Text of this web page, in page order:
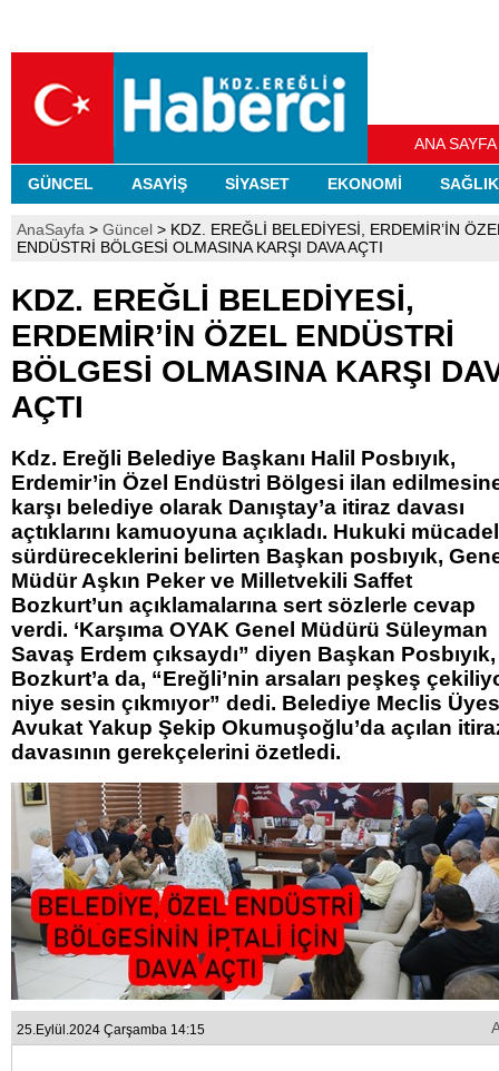
ANA SAYFA
GÜNCEL ASAYİŞ SİYASET EKONOMİ SAĞLIK
AnaSayfa > Güncel > KDZ. EREĞLİ BELEDİYESİ, ERDEMİR’İN
ENDÜSTRİ BÖLGESİ OLMASINA KARŞI DAVA AÇTI
KDZ. EREĞLİ BELEDİYESİ,
ERDEMİR’İN ÖZEL ENDÜSTRİ
BÖLGESİ OLMASINA KARŞI
AÇTI
Kdz. Ereğli Belediye Başkanı Halil Posbıyık,
Erdemir’in Özel Endüstri Bölgesi ilan
karşı belediye olarak Danıştay’a itiraz davası
açtıklarını kamuoyuna açıkladı. Hukuki
sürdüreceklerini belirten Başkan posbıyık,
Müdür Aşkın Peker ve Milletvekili Saffet
Bozkurt’un açıklamalarına sert sözlerle cevap
verdi. ‘Karşıma OYAK Genel Müdürü Süleyman
Savaş Erdem çıksaydı” diyen Başkan Posbıyık,
Bozkurt’a da, “Ereğli’nin arsaları peşkeş
niye sesin çıkmıyor” dedi. Belediye Meclis
Avukat Yakup Şekip Okumuşoğlu’da açılan
davasının gerekçelerini özetledi.
25.Eylül.2024 Çarşamba 14:15